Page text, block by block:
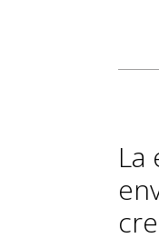
La